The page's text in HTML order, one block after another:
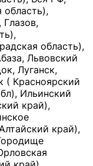
область),
Глазов,
область),
Львовский
Луганск,
( Красноярский
Ильинский
край),
край),